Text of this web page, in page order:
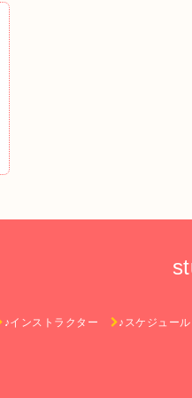
♪インストラクター ♪スケジュール